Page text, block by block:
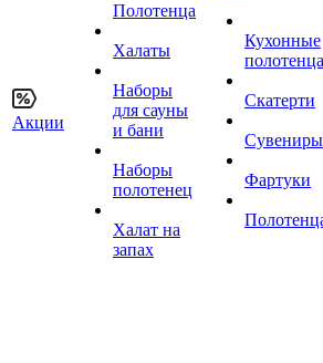
Акции
Полотенца
Халаты
Наборы
для сауны
и бани
Наборы
полотенец
Халат на
запах
Кухонные
полотенца
Скатерти
Сувениры
Фартуки